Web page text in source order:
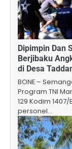
Dipimpin Dan
Berjibaku
di Desa
BONE –
Program TNI
129 Kodim
personel…